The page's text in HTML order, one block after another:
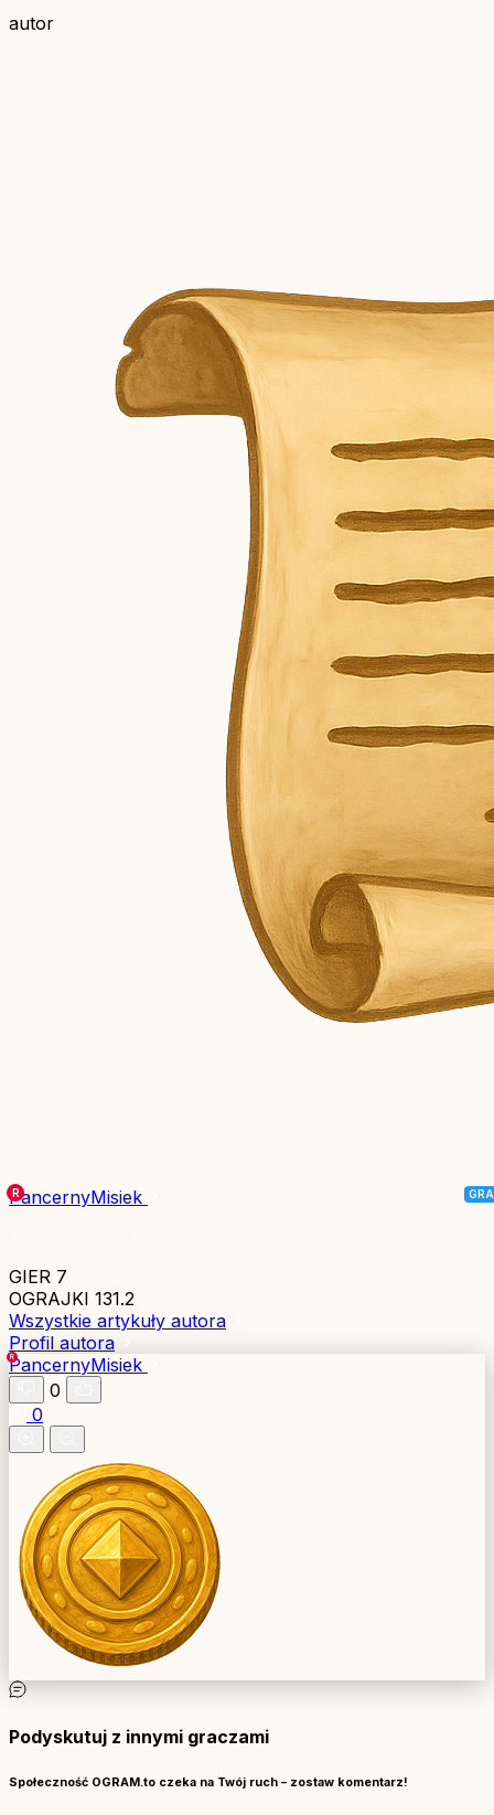
autor
PancernyMisiek
GIER 7
OGRAJKI 131.2
Wszystkie artykuły autora
Profil autora
PancernyMisiek
0
0
Podyskutuj z innymi graczami
Społeczność OGRAM.to czeka na Twój ruch – zostaw komentarz!